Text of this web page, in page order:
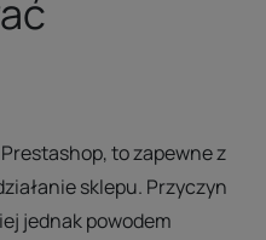
to zapewne z
sklepu. Przyczyn
jednak powodem